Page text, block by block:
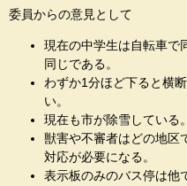
委員からの意見として
現在の中学生は自転車で
同じである。
わずか1分ほど下ると横
い。
現在も市が除雪している。
獣害や不審者はどの地区
対応が必要になる。
表示板のみのバス停は他